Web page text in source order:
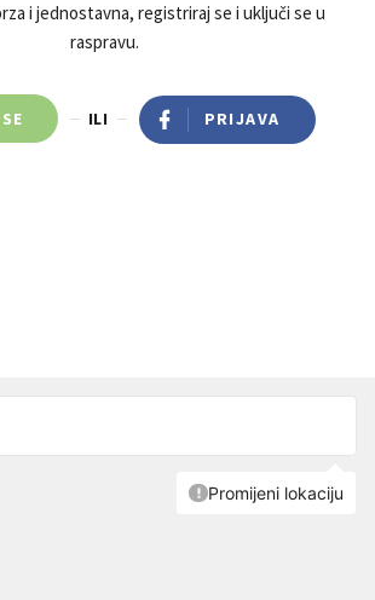
i jednostavna, registriraj se i uključi se u
raspravu.
ILI PRIJAVA